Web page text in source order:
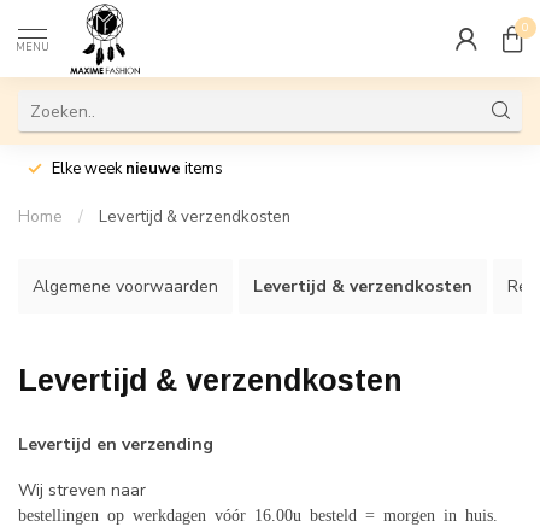
MENU
0
Elke weeknieuwe items
Home / Levertijd & verzendkosten
Algemene voorwaarden Levertijd & verzendkosten
Levertijd & verzendkosten
Levertijd en verzending
Wij streven naar
bestellingen op werkdagen vóór 16.00u besteld = morgen in huis.